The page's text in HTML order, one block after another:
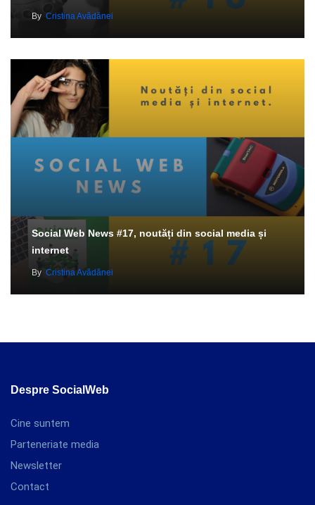
By Cristina Avădănei
Social Web News #17, noutăți din social media și
internet
By Cristina Avădănei
Despre SocialWeb
Cine suntem
Parteneriate media
Newsletter
Contact